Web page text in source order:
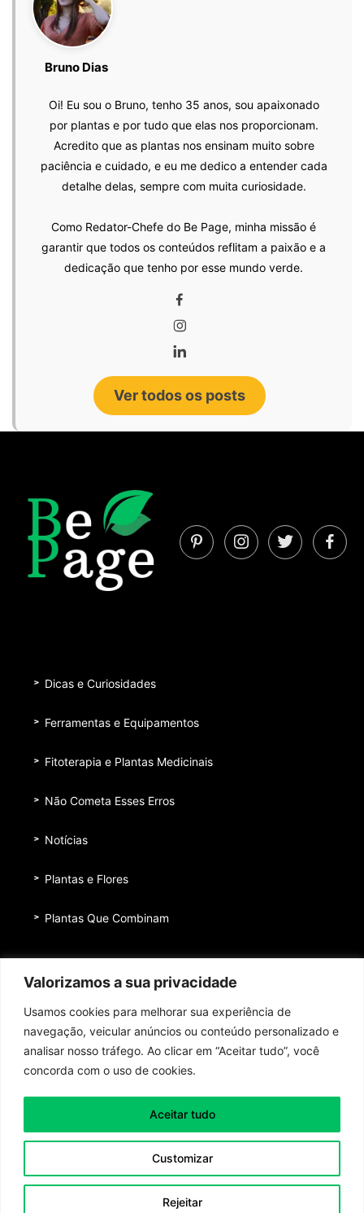
Valorizamos a sua privacidade
Usamos cookies para melhorar sua experiência de
navegação, veicular anúncios ou conteúdo personalizado e
analisar nosso tráfego. Ao clicar em “Aceitar tudo”, você
concorda com o uso de cookies.
Customizar
Rejeitar
Aceitar tudo
Bruno Dias
Oi! Eu sou o Bruno, tenho 35 anos, sou apaixonado
por plantas e por tudo que elas nos proporcionam.
Acredito que as plantas nos ensinam muito sobre
paciência e cuidado, e eu me dedico a entender cada
detalhe delas, sempre com muita curiosidade.
Como Redator-Chefe do Be Page, minha missão é
garantir que todos os conteúdos reflitam a paixão e a
dedicação que tenho por esse mundo verde.
Ver todos os posts
Dicas e Curiosidades
Ferramentas e Equipamentos
Fitoterapia e Plantas Medicinais
Não Cometa Esses Erros
Notícias
Plantas e Flores
Plantas Que Combinam
Quem nos patrocina
Contato
Toda honra e toda glória ao Senhor Jesus Cristo!
Política de Privacidade|Termos de Uso
Copyright 2026 Be Page - Todos os direitos reservados